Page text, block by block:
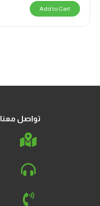
Add to Cart
تواصل معنا